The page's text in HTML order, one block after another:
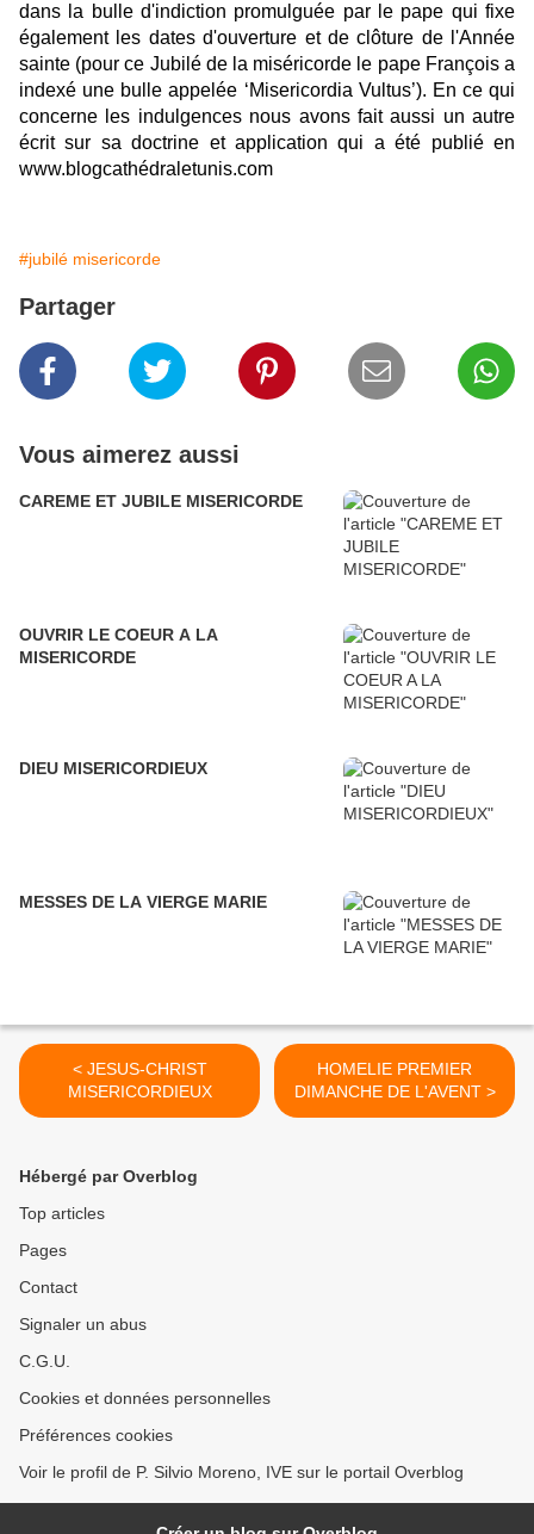
dans la bulle d'indiction promulguée par le pape qui fixe
également les dates d'ouverture et de clôture de l'Année
sainte (pour ce Jubilé de la miséricorde le pape François a
indexé une bulle appelée ‘Misericordia Vultus’). En ce qui
concerne les indulgences nous avons fait aussi un autre
écrit sur sa doctrine et application qui a été publié en
www.blogcathédraletunis.com
#jubilé misericorde
Partager
Vous aimerez aussi
CAREME ET JUBILE MISERICORDE
OUVRIR LE COEUR A LA
MISERICORDE
DIEU MISERICORDIEUX
MESSES DE LA VIERGE MARIE
< JESUS-CHRIST
MISERICORDIEUX
HOMELIE PREMIER
DIMANCHE DE L'AVENT >
Hébergé par Overblog
Top articles
Pages
Contact
Signaler un abus
C.G.U.
Cookies et données personnelles
Préférences cookies
Voir le profil de P. Silvio Moreno, IVE sur le portail Overblog